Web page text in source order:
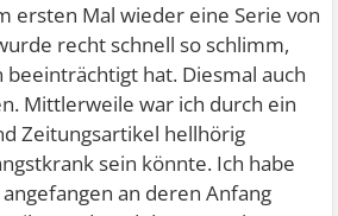
ersten Mal wieder eine Serie von
recht schnell so schlimm,
beeinträchtigt hat. Diesmal auch
Mittlerweile war ich durch ein
Zeitungsartikel hellhörig
sein könnte. Ich habe
an deren Anfang